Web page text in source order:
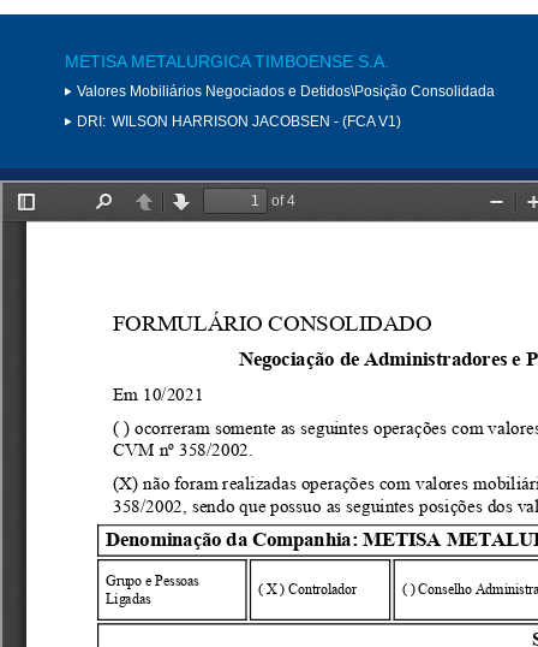
METISA METALURGICA TIMBOENSE S.A.
Valores Mobiliários Negociados e Detidos\Posição Consolidada
DRI: WILSON HARRISON JACOBSEN - (FCA V1)